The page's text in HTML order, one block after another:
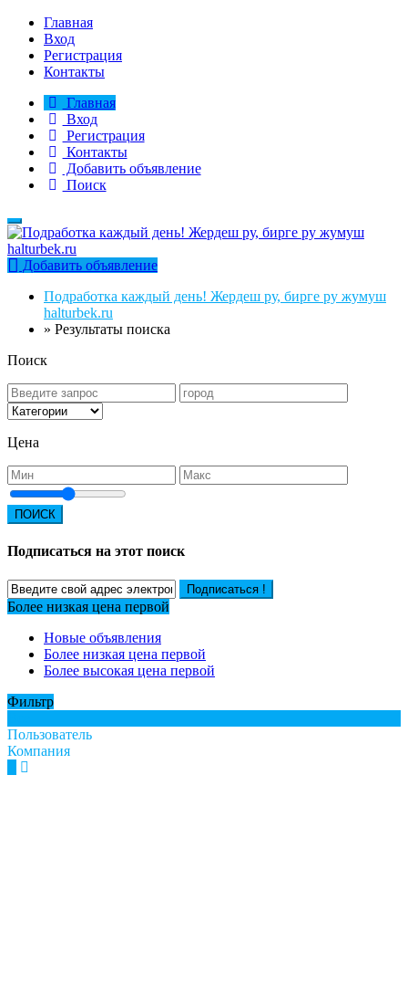
Главная
Вход
Регистрация
Контакты
Главная
Вход
Регистрация
Контакты
Добавить объявление
Поиск
Добавить объявление
Подработка каждый день! Жердеш ру, бирге ру жумуш
halturbek.ru
» Результаты поиска
Поиск
Цена
ПОИСК
Подписаться на этот поиск
Подписаться !
Более низкая цена первой
Новые объявления
Более низкая цена первой
Более высокая цена первой
Фильтр
Пользователь
Компания